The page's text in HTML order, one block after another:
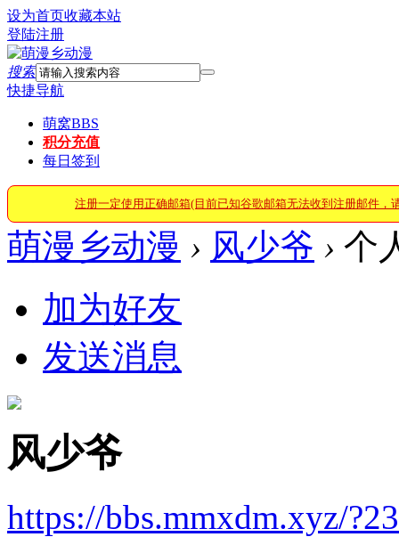
设为首页收藏本站
登陆注册
搜索
快捷导航
萌窝BBS
积分充值
每日签到
注册一定使用正确邮箱(目前已知谷歌邮箱无法收到注册邮件，
萌漫乡动漫 › 风少爷 › 个
加为好友
发送消息
风少爷
https://bbs.mmxdm.xyz/